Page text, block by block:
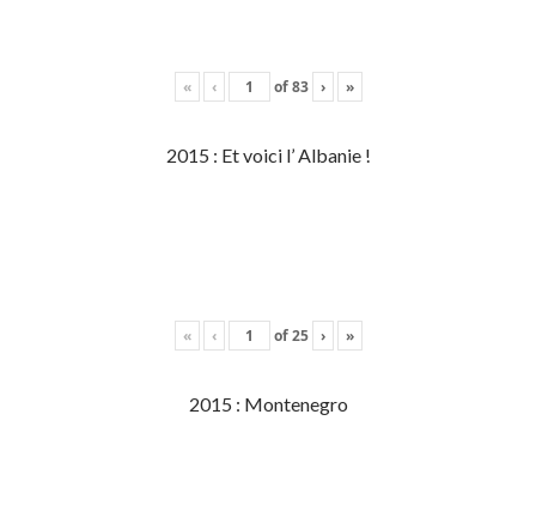
« ‹ of83 › »
2015 : Et voici l’ Albanie !
« ‹ of25 › »
2015 : Montenegro